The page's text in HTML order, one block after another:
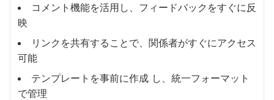
コメント機能を活用し、フィードバックをすぐに反
映
リンクを共有することで、関係者がすぐにアクセス
可能
テンプレートを事前に作成 し、統一フォーマット
で管理